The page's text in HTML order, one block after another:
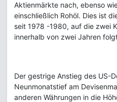
Aktienmärkte nach, ebenso
einschließlich Rohöl. Dies ist
seit 1978 -1980, auf die zwei
innerhalb von zwei Jahren
Der gestrige Anstieg des US-
Neunmonatstief am
anderen Währungen in die